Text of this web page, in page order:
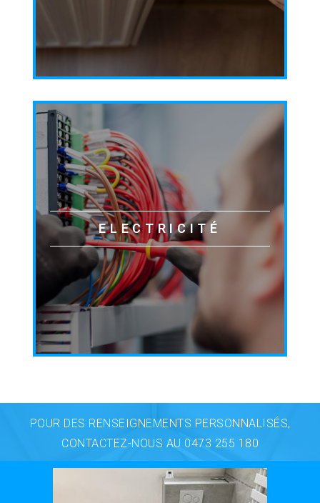
ELECTRICITÉ
POUR DES RENSEIGNEMENTS PERSONNALISÉS,
CONTACTEZ-NOUS AU 0473 255 180